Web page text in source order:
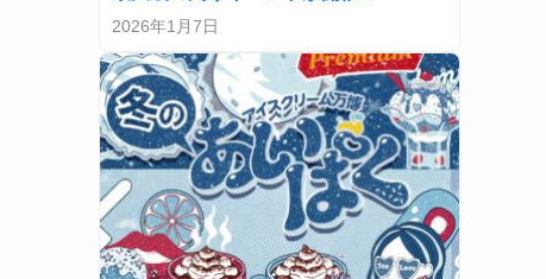
2026年1月7日